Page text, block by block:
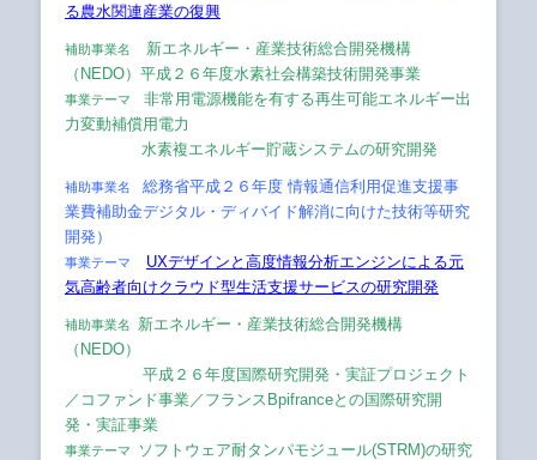
る農水関連産業の復興
補助事業名
新エネルギー・産業技術総合開発機構
（NEDO） 平成２６年度水素社会構築技術開発事業
事業テーマ 非常用電源機能を有する再生可能エネルギー出
力変動補償用電力
水素複エネルギー貯蔵システムの研究開発
補助事業名
総務省平成２６年度 情報通信利用促進支援事
業費補助金デジタル・ディバイド解消に向けた技術等研究
開発）
事業テーマ
UXデザインと高度情報分析エンジンによる元
気高齢者向けクラウド型生活支援サービスの研究開発
補助事業名 新エネルギー・産業技術総合開発機構
（NEDO）
平成２６年度国際研究開発・実証プロジェクト
／コファンド事業／フランスBpifranceとの国際研究開
発・実証事業
事業テーマ
ソフトウェア耐タンパモジュール(STRM)の研究